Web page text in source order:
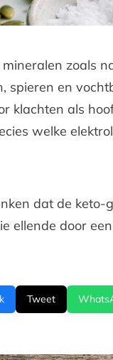
zoals
spieren en
klachten als
welke
dat de keto-
ellende door
Tweet